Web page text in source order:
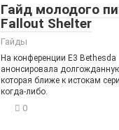
Гайд молодого
Fallout Shelter
Гайды
На конференции E3 Bethesda
анонсировала
которая ближе к истокам
когда-либо.
0